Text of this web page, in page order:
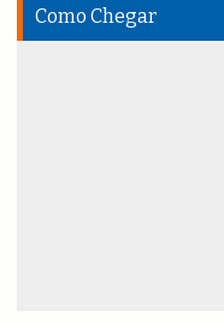
Como Chegar